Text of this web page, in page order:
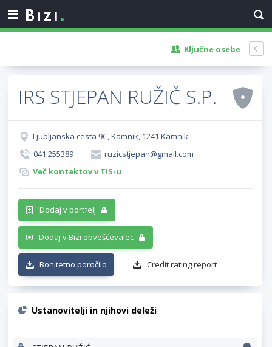
Ključne osebe
IRS STJEPAN RUŽIČ S.P.
Ljubljanska cesta 9C, Kamnik, 1241 Kamnik
041 255389
ruzicstjepan@gmail.com
Več kontaktov v TIS-u
Dodaj v portfelj
Dodaj v Bizi obveščevalec
Bonitetno poročilo Credit rating report
Ustanovitelji in njihovi deleži